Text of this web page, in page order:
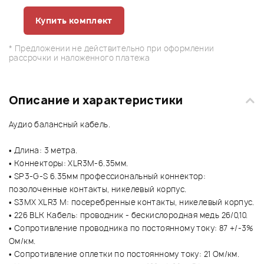
Купить комплект
* Предложении не действительно при оформлении
рассрочки и наложенного платежа
Описание и характеристики
Аудио балансный кабель.
• Длина: 3 метра.
• Коннекторы: XLR3M-6.35мм.
• SP3-G-S 6.35мм профессиональный коннектор:
позолоченные контакты, никелевый корпус.
• S3MX XLR3 M: посеребренные контакты, никелевый корпус.
• 226 BLK Кабель: проводник - бескислородная медь 26/0,10.
• Сопротивление проводника по постоянному току: 87 +/-3%
Ом/км.
• Сопротивление оплетки по постоянному току: 21 Ом/км.